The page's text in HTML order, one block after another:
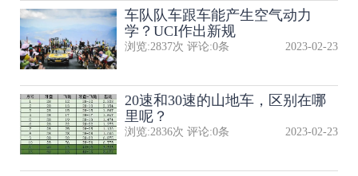
​车队队​车跟车能产生空气动力
学？UCI作出新规
浏览:2837次 评论:0条 2023-02-23
20速和30速的山地车，区别在哪
里呢？
浏览:2836次 评论:0条 2023-02-23